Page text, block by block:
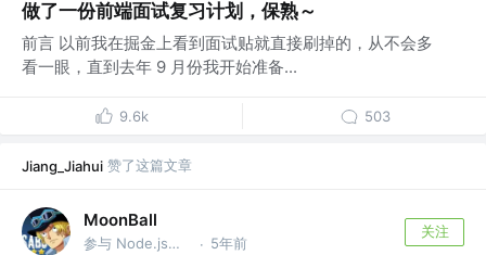
做了一份前端面试复习计划，保熟～
前言 以前我在掘金上看到面试贴就直接刷掉的，从不会多
看一眼，直到去年 9 月份我开始准备...
9.6k 503
Jiang_Jiahui 赞了这篇文章
MoonBall
参与 Node.js、MobX、Snowpack、SWR 等 @ByteDance · 5年前
关注